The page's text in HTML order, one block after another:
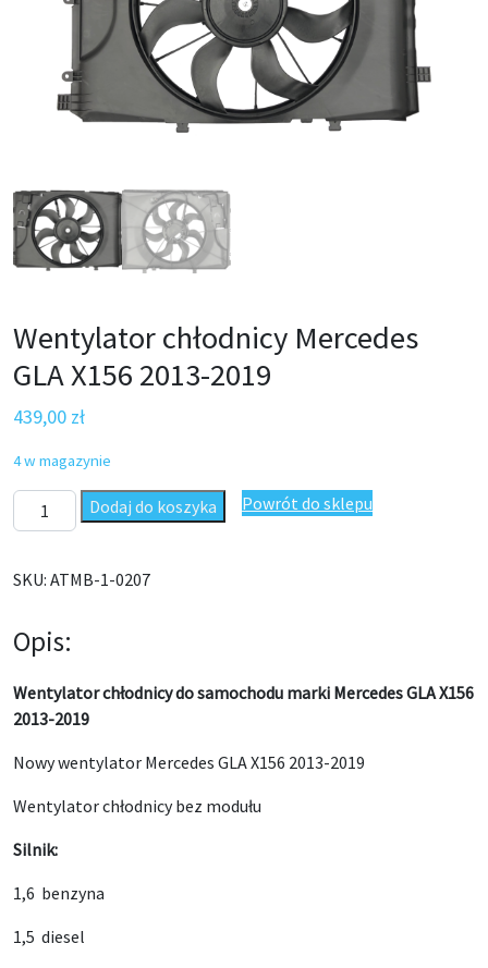
Wentylator chłodnicy Mercedes
GLA X156 2013-2019
439,00 zł
4 w magazynie
ilość Wentylator chłodnicy Mercedes GLA X156 2013-2019
Dodaj do koszyka Powrót do sklepu
SKU: ATMB-1-0207
Opis:
Wentylator chłodnicy do samochodu marki Mercedes GLA X156
2013-2019
Nowy wentylator Mercedes GLA X156 2013-2019
Wentylator chłodnicy bez modułu
Silnik:
1,6 benzyna
1,5 diesel